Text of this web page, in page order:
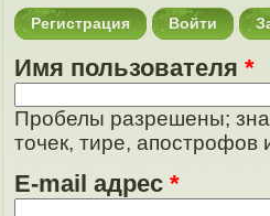
Регистрация (активная
Войти
Имя пользователя *
Пробелы разрешены;
точек, тире, апострофов
E-mail адрес *